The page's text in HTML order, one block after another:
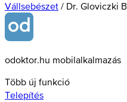
Vállsebészet / Dr. Gloviczki
odoktor.hu mobilalkalmazás
Több új funkció
Telepítés